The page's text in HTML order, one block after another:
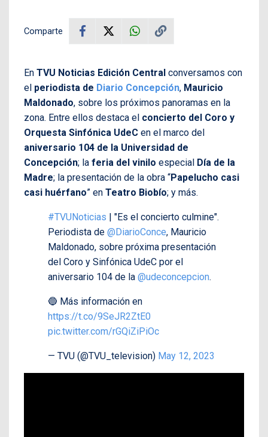
Comparte
En TVU Noticias Edición Central conversamos con
el periodista de Diario Concepción, Mauricio
Maldonado, sobre los próximos panoramas en la
zona. Entre ellos destaca el concierto del Coro y
Orquesta Sinfónica UdeC en el marco del
aniversario 104 de la Universidad de
Concepción; la feria del vinilo especial Día de la
Madre; la presentación de la obra “Papelucho casi
casi huérfano” en Teatro Biobío; y más.
#TVUNoticias | "Es el concierto culmine".
Periodista de @DiarioConce, Mauricio
Maldonado, sobre próxima presentación
del Coro y Sinfónica UdeC por el
aniversario 104 de la @udeconcepcion.
🔵 Más información en
https://t.co/9SeJR2ZtE0
pic.twitter.com/rGQiZiPiOc
— TVU (@TVU_television) May 12, 2023